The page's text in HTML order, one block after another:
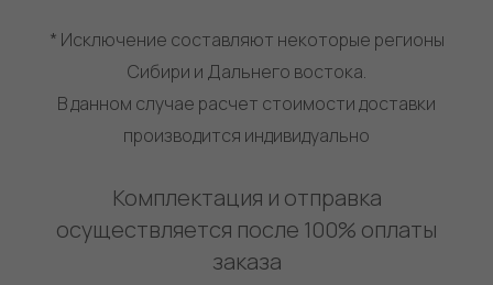
* Исключение составляют некоторые регионы
Сибири и Дальнего востока.
В данном случае расчет стоимости доставки
производится индивидуально
Комплектация и отправка
осуществляется после 100% оплаты
заказа